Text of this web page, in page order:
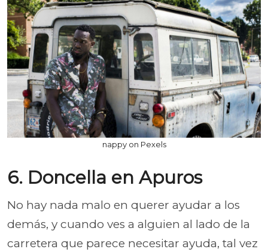
nappy on Pexels
6. Doncella en Apuros
No hay nada malo en querer ayudar a los
demás, y cuando ves a alguien al lado de la
carretera que parece necesitar ayuda, tal vez